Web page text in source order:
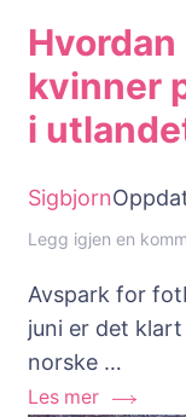
kvinner
i
Sigbjorn
Legg igjen en
Avspark for
juni er det
norske …
Les mer